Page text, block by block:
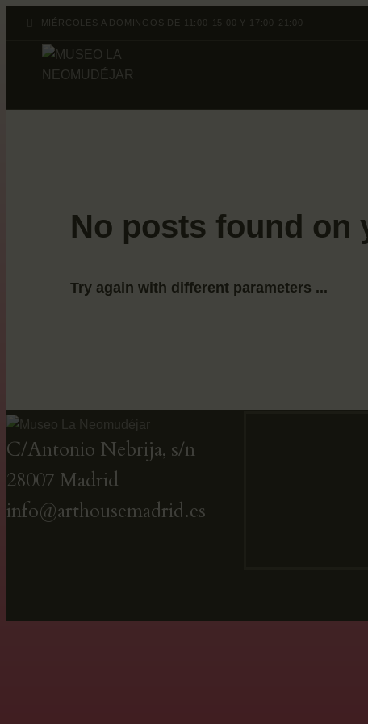
MIÉRCOLES A DOMINGOS DE 11:00-15:00 Y 17:00-21:00
No posts found on
Try again with different parameters ...
C/Antonio Nebrija, s/n
28007 Madrid
info@arthousemadrid.es